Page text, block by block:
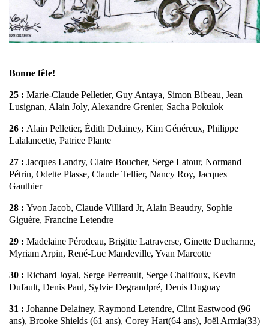
Bonne fête!
25 : Marie-Claude Pelletier, Guy Antaya, Simon Bibeau, Jean
Lusignan, Alain Joly, Alexandre Grenier, Sacha Pokulok
26 : Alain Pelletier, Édith Delainey, Kim Généreux, Philippe
Lalalancette, Patrice Plante
27 : Jacques Landry, Claire Boucher, Serge Latour, Normand
Pétrin, Odette Plasse, Claude Tellier, Nancy Roy, Jacques
Gauthier
28 : Yvon Jacob, Claude Villiard Jr, Alain Beaudry, Sophie
Giguère, Francine Letendre
29 : Madelaine Pérodeau, Brigitte Latraverse, Ginette Ducharme,
Myriam Arpin, René-Luc Mandeville, Yvan Marcotte
30 : Richard Joyal, Serge Perreault, Serge Chalifoux, Kevin
Dufault, Denis Paul, Sylvie Degrandpré, Denis Duguay
31 : Johanne Delainey, Raymond Letendre, Clint Eastwood (96
ans), Brooke Shields (61 ans), Corey Hart(64 ans), Joël Armia(33)